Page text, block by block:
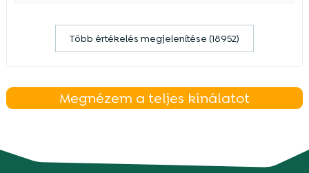
Több értékelés megjelenítése (18952)
Megnézem a teljes kínálatot